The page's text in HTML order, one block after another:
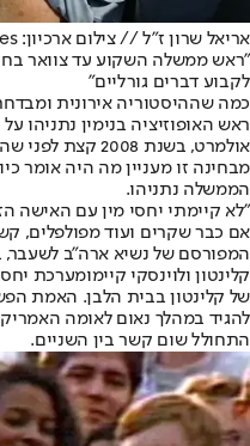
אריאל שרון ז"ל // צילום ארכיון: Gettyimages
"ראש ממשלה השקוע עד צוואר
לקבוע דברים גורליים"
כמה שההיסטוריה אירונית
ראש האופוזיציה בנימין נתניהו
אולמרט, בשנת 2008 קצת לפני שהאחרון התפטר סופית מתפקידו.
מבחינה זו מעניין מה היה אומר
הממשלה נתניהו.
"לא קיימתי יחסי מין עם האישה
אם כבר שקרים ועוד מפולפלים,
המפורסם של נשיא ארה"ב לשעבר,
קלינטון ולוינסקי קיימומערכת
של קלינטון בבית הלבן. האמת
התחולל שום קשר בין השניים.